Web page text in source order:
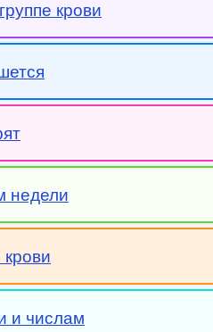
крови
недели
крови
и числам